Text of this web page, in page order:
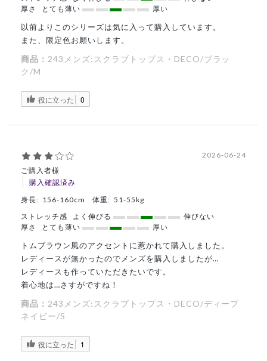
厚さ
とても薄い 厚い
以前よりこのシリーズは気に入って購入しています。
また、限定色お願いします。
商品： 243メンズ:スクラブトップス・DECO/ブラッ
ク/M
役に立った 0
ご購入者様
購入確認済み
2026-06-24
身長: 156-160cm 体重: 51-55kg
ストレッチ感
よく伸びる
伸びない
厚さ
とても薄い 厚い
トムブラウン風のアクセントに惹かれて購入しました。
レディースが無かったのでメンズを購入しましたが…
レディースも作っていただきたいです。
着心地は…さすがですね！
商品： 243メンズ:スクラブトップス・DECO/ディープ
ネイビー/S
役に立った 1